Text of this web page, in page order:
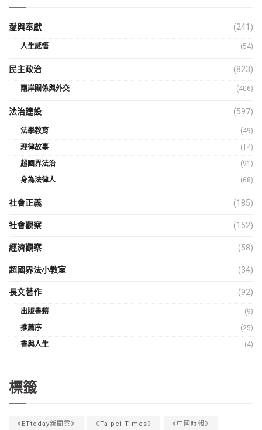
愛與奉獻 (241)
人生感悟 (54)
民主政治 (823)
兩岸關係與外交 (406)
法治建設 (597)
法學教育
(49)
理律故事
(14)
超國界法治
(91)
身為法律人
(68)
社會正義 (185)
社會觀察 (152)
經濟觀察 (58)
超國界法小教室 (34)
長文著作 (92)
出版書籍
(9)
推薦序
(25)
書與人生
(4)
標籤
《ETtoday新聞雲》 《Taipei Times》 《中國時報》